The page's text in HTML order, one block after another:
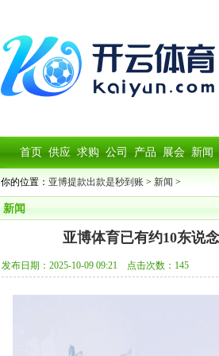
首页 供应 求购 公司 产品 展会 新闻
你的位置： 亚博提款出款是秒到账 > 新闻 >
新闻
亚博体育已有约10东说
发布日期：2025-10-09 09:21 点击次数：145